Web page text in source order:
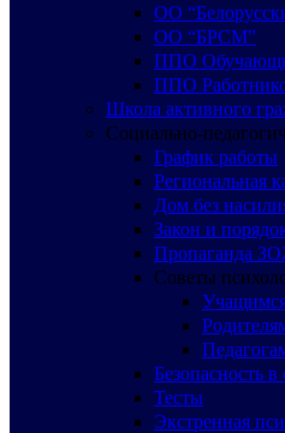
ОО
ОО “БРСМ”
ППО
ППО
Школа активного
Социально-
График работы
Региональная
Дом без
Закон и
Пропаганда
Советы
Безопасность в
Тесты
Экстренная